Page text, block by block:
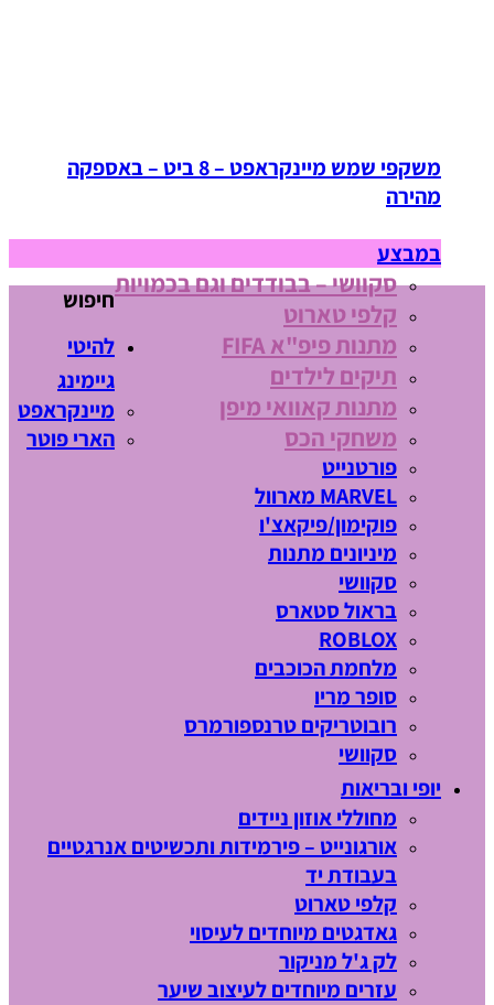
משקפי שמש מיינקראפט – 8 ביט – באספקה
מהירה
במבצע
סקוושי – בבודדים וגם בכמויות
קלפי טארוט
מתנות פיפ"א FIFA
תיקים לילדים
מתנות קאוואי מיפן
משחקי הכס
חיפוש
להיטי
גיימינג
מיינקראפט
הארי פוטר
פורטנייט
MARVEL מארוול
פוקימון/פיקאצ'ו
מיניונים מתנות
סקוושי
בראול סטארס
ROBLOX
מלחמת הכוכבים
סופר מריו
רובוטריקים טרנספורמרס
סקוושי
יופי ובריאות
מחוללי אוזון ניידים
אורגונייט – פירמידות ותכשיטים אנרגטיים
בעבודת יד
קלפי טארוט
גאדגטים מיוחדים לעיסוי
לק ג'ל מניקור
עזרים מיוחדים לעיצוב שיער